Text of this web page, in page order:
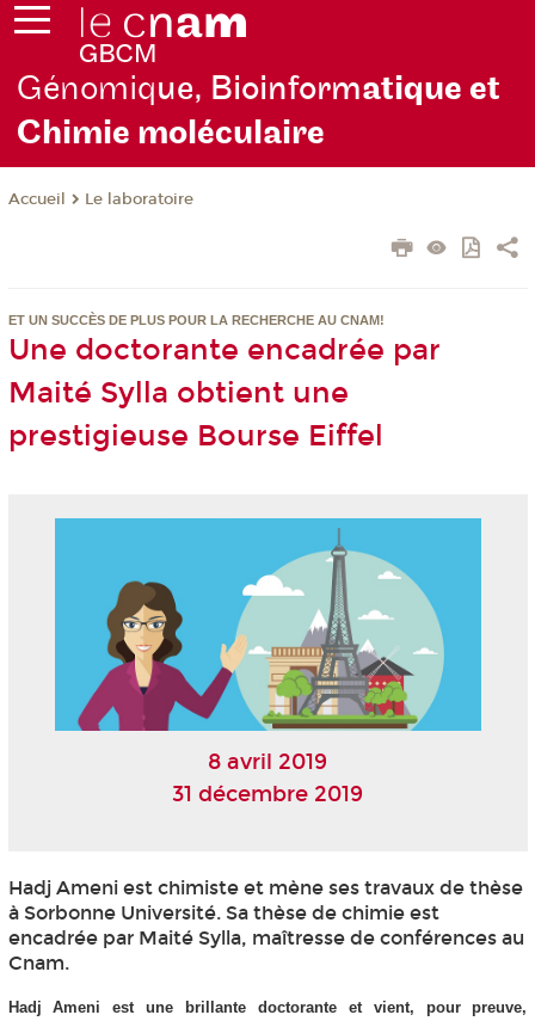
Génomique, Bioinformatique et
Chimie moléculaire
Accueil Le laboratoire
ET UN SUCCÈS DE PLUS POUR LA RECHERCHE AU CNAM!
Une doctorante encadrée par
Maité Sylla obtient une
prestigieuse Bourse Eiffel
8 avril 2019
31 décembre 2019
Hadj Ameni est chimiste et mène ses travaux de thèse
à Sorbonne Université. Sa thèse de chimie est
encadrée par Maité Sylla, maîtresse de conférences au
Cnam.
Hadj Ameni est une brillante doctorante et vient, pour preuve,